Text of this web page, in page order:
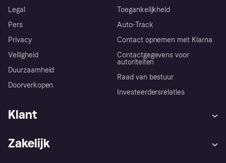
Legal
Pers
Privacy
Veiligheid
Duurzaamheid
Doorverkopen
Toegankelijkheid
Auto-Track
Contact opnemen met Klarna
Contactgegevens voor
autoriteiten
Raad van bestuur
Investeerdersrelaties
Klant
Zakelijk